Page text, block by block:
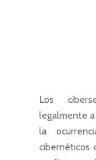
Los
legalmente
la
cibernéticos